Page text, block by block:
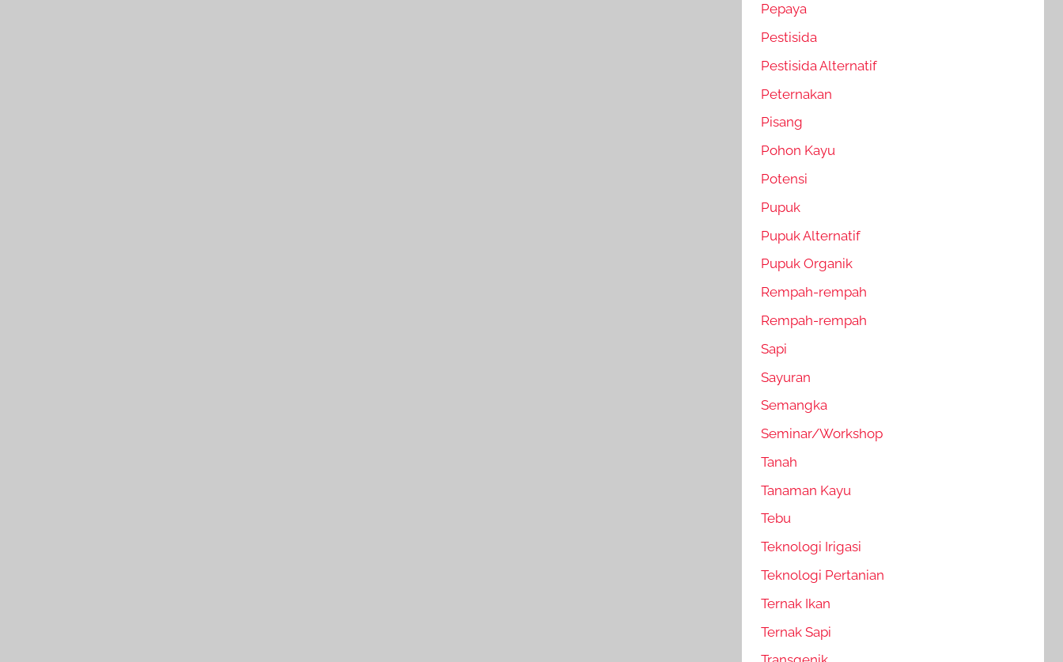
Pepaya
Pestisida
Pestisida Alternatif
Peternakan
Pisang
Pohon Kayu
Potensi
Pupuk
Pupuk Alternatif
Pupuk Organik
Rempah-rempah
Rempah-rempah
Sapi
Sayuran
Semangka
Seminar/Workshop
Tanah
Tanaman Kayu
Tebu
Teknologi Irigasi
Teknologi Pertanian
Ternak Ikan
Ternak Sapi